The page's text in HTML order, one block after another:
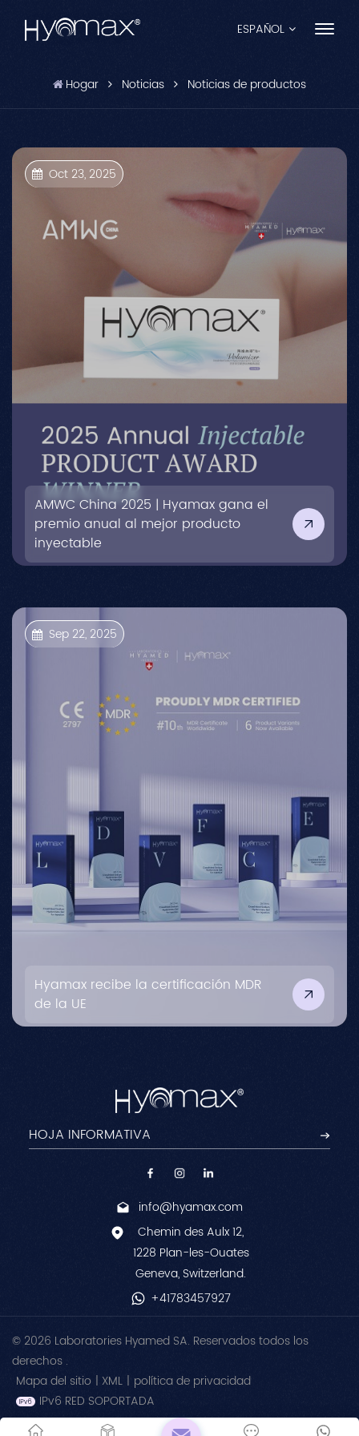
ESPAÑOL
Pусский
العربية
日本語
中文
Hogar Noticias Noticias de productos
Oct 23, 2025
AMWC China 2025 | Hyamax gana el
premio anual al mejor producto
inyectable
Sep 22, 2025
Hyamax recibe la certificación MDR
de la UE
info@hyamax.com
Chemin des Aulx 12,
1228 Plan-les-Ouates
Geneva, Switzerland.
+41783457927
© 2026 Laboratories Hyamed SA. Reservados todos los
derechos .
Mapa del sitio | XML | política de privacidad
IPv6 RED SOPORTADA